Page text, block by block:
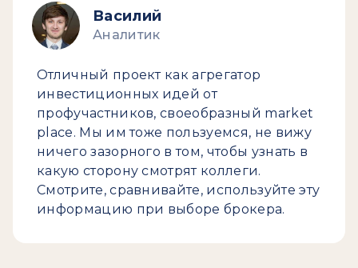
Василий
Аналитик
Отличный проект как агрегатор
инвестиционных идей от
профучастников, своеобразный market
place. Мы им тоже пользуемся, не вижу
ничего зазорного в том, чтобы узнать в
какую сторону смотрят коллеги.
Смотрите, сравнивайте, используйте эту
информацию при выборе брокера.